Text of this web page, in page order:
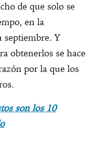
de que solo se
en la
septiembre. Y
obtenerlos se hace
por la que los
son los 10